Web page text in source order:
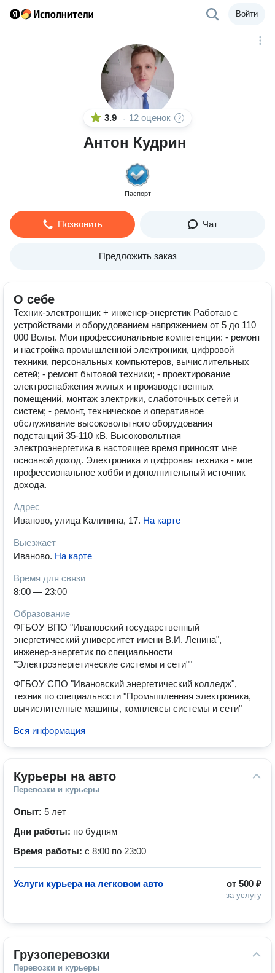
Войти
3.9 · 12 оценок
Антон Кудрин
Паспорт
Позвонить Чат
Предложить заказ
О себе
Техник-электронщик + инженер-энергетик Работаю с
устройствами и оборудованием напряжением от 5 до 110
000 Вольт. Мои профессиональные компетенции: - ремонт
и настройка промышленной электроники, цифровой
техники, персональных компьютеров, вычислительных
сетей; - ремонт бытовой техники; - проектирование
электроснабжения жилых и производственных
помещений, монтаж электрики, слаботочных сетей и
систем; - ремонт, техническое и оперативное
обслуживание высоковольтного оборудования
подстанций 35-110 кВ. Высоковольтная
электроэнергетика в настоящее время приносят мне
основной доход. Электроника и цифровая техника - мое
профессиональное хобби и дополнительный источник
дохода.
Адрес
Иваново, улица Калинина, 17. На карте
Выезжает
Иваново. На карте
Время для связи
8:00 — 23:00
Образование
ФГБОУ ВПО "Ивановский государственный
энергетический университет имени В.И. Ленина",
инженер-энергетик по специальности
"Электроэнергетические системы и сети""
ФГБОУ СПО "Ивановский энергетический колледж",
техник по специальности "Промышленная электроника,
вычислителные машины, комплексы системы и сети"
Вся информация
Курьеры на авто
Перевозки и курьеры
Опыт: 5 лет
Дни работы: по будням
Время работы: с 8:00 по 23:00
от 500 ₽
за услугу
Услуги курьера на легковом авто
Грузоперевозки
Перевозки и курьеры